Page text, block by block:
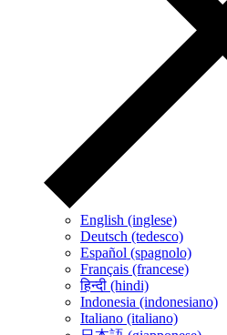
English (inglese)
Deutsch (tedesco)
Español (spagnolo)
Français (francese)
हिन्दी (hindi)
Indonesia (indonesiano)
Italiano (italiano)